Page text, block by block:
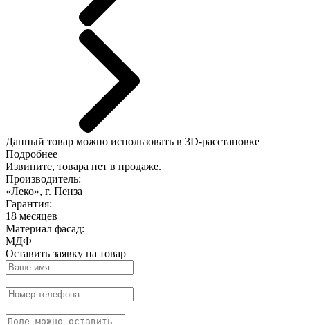
Данный товар можно использовать в 3D-расстановке
Подробнее
Извините, товара нет в продаже.
Производитель:
«Леко», г. Пенза
Гарантия:
18 месяцев
Материал фасад:
МДФ
Оставить заявку на товар